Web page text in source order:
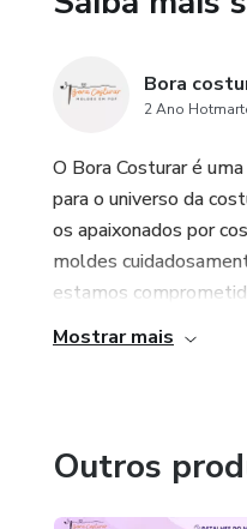
Bora
2 Ano
O Bora Costurar é
para o universo da
os apaixonados por
moldes
estamos
Mostrar mais
Outros